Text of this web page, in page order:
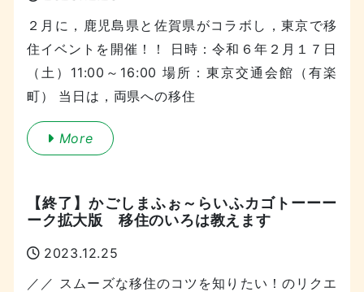
２月に，鹿児島県と佐賀県がコラボし，東京で移
住イベントを開催！！ 日時：令和６年２月１７日
（土）11:00～16:00 場所：東京交通会館（有楽
町） 当日は，両県への移住
More
【終了】かごしまふぉ～らいふカゴトーーー
ーク拡大版 移住のいろは教えます
2023.12.25
／／ スムーズな移住のコツを知りたい！のリクエ